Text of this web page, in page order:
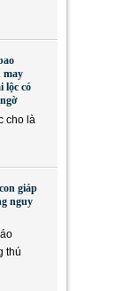
may
lộc có
cho là
giáp
nguy
thú